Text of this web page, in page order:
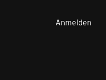
Anmelden